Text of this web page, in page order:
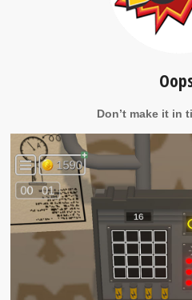
Don’t make it in